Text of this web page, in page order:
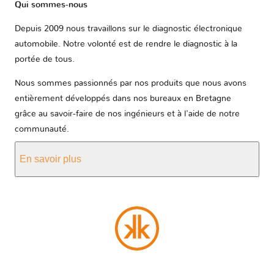
Qui sommes-nous
Depuis 2009 nous travaillons sur le diagnostic électronique
automobile. Notre volonté est de rendre le diagnostic à la
portée de tous.
Nous sommes passionnés par nos produits que nous avons
entièrement développés dans nos bureaux en Bretagne
grâce au savoir-faire de nos ingénieurs et à l'aide de notre
communauté.
En savoir plus